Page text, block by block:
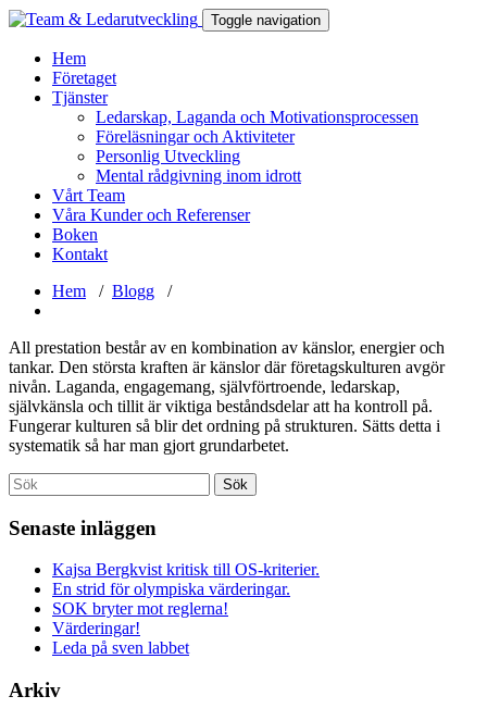
Toggle navigation
Hem
Företaget
Tjänster
Ledarskap, Laganda och Motivationsprocessen
Föreläsningar och Aktiviteter
Personlig Utveckling
Mental rådgivning inom idrott
Vårt Team
Våra Kunder och Referenser
Boken
Kontakt
Hem / Blogg /
All prestation består av en kombination av känslor, energier och
tankar. Den största kraften är känslor där företagskulturen avgör
nivån. Laganda, engagemang, självförtroende, ledarskap,
självkänsla och tillit är viktiga beståndsdelar att ha kontroll på.
Fungerar kulturen så blir det ordning på strukturen. Sätts detta i
systematik så har man gjort grundarbetet.
Senaste inläggen
Kajsa Bergkvist kritisk till OS-kriterier.
En strid för olympiska värderingar.
SOK bryter mot reglerna!
Värderingar!
Leda på sven labbet
Arkiv